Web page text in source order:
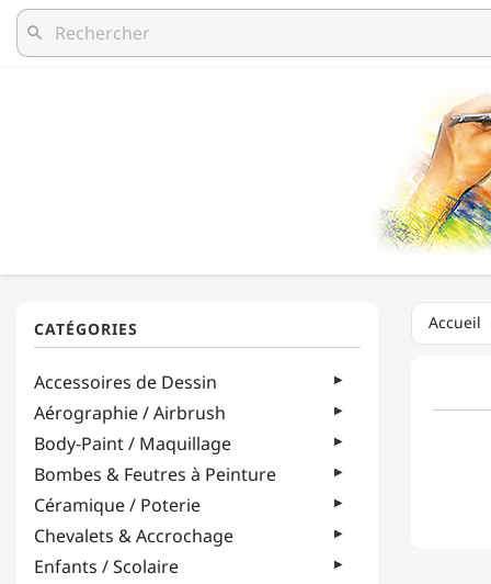
search
Accessoires de Dessin
Aérographie / Airbrush
Body-Paint / Maquillage
Bombes & Feutres à Peinture
Céramique / Poterie
Chevalets & Accrochage
Enfants / Scolaire
Accueil